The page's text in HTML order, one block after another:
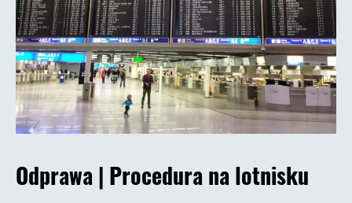
Odprawa | Procedura na lotnisku